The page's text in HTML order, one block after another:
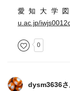
愛知大学
u.ac.jp/
0
dysm3636さ